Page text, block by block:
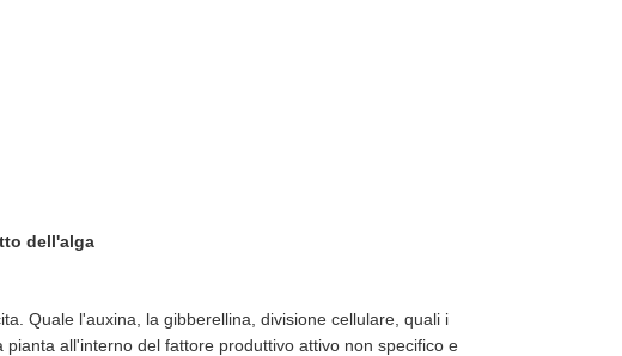
dell'alga
Quale l'auxina, la gibberellina, divisione cellulare, quali i
all'interno del fattore produttivo attivo non specifico e